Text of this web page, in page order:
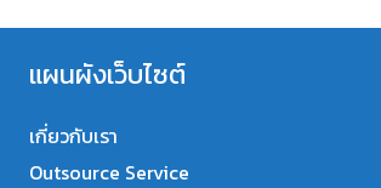
แผนผังเว็บไซต์
เกี่ยวกับเรา
Outsource Service